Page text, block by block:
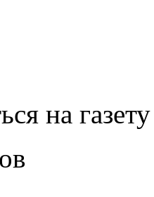
на газету